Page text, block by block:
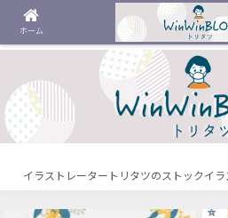
イラストレータートリタツのストックイ
ホーム